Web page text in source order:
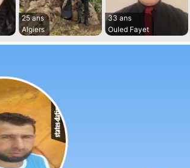
25 ans
Algiers
33 ans
Ouled Fayet